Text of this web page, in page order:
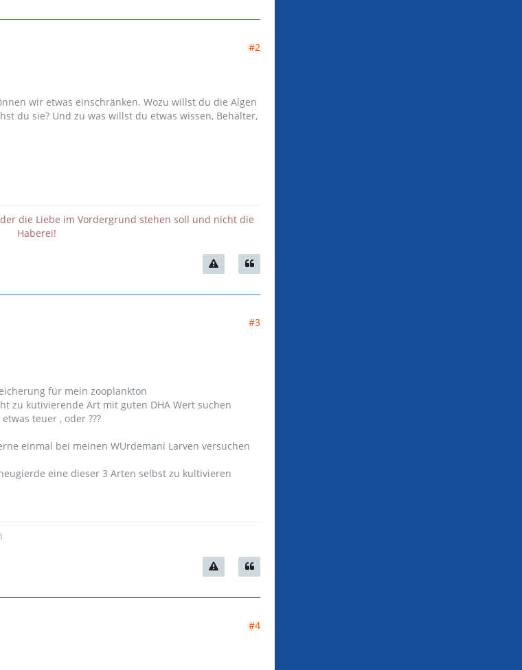
#2
wir etwas einschränken. Wozu willst du die Algen
du sie? Und zu was willst du etwas wissen, Behälter,
die Liebe im Vordergrund stehen soll und nicht die
Haberei!
#3
für mein zooplankton
zu kutivierende Art mit guten DHA Wert suchen
teuer , oder ???
einmal bei meinen WUrdemani Larven versuchen
eine dieser 3 Arten selbst zu kultivieren
#4